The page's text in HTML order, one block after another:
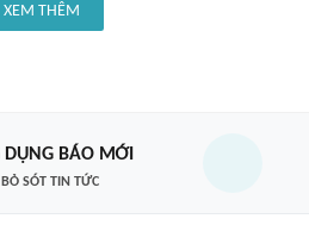
XEM THÊM
BÁO MỚI
SÓT TIN TỨC